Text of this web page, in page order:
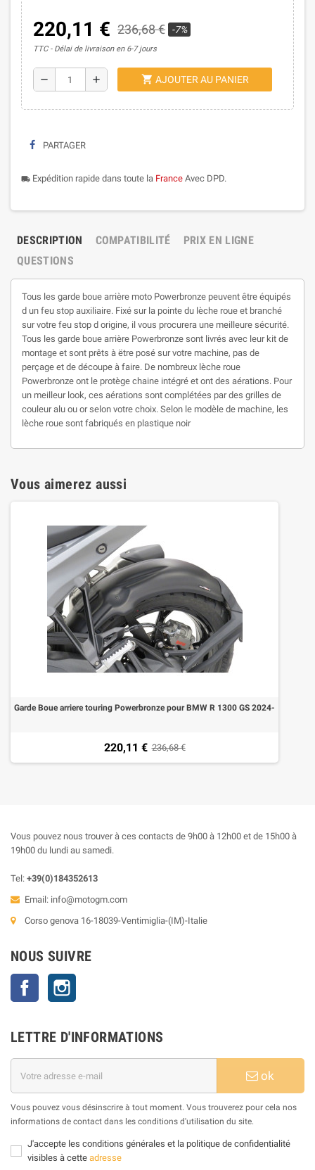
220,11 € 236,68 € -7%
TTC Délai de livraison en 6-7 jours
remove add shopping_cart AJOUTER AU PANIER
PARTAGER
local_shipping Expédition rapide dans toute la France Avec DPD.
DESCRIPTION COMPATIBILITÉ
PRIX EN LIGNE
QUESTIONS
Tous les garde boue arrière moto Powerbronze peuvent être équipés
d un feu stop auxiliaire. Fixé sur la pointe du lèche roue et branché
sur votre feu stop d origine, il vous procurera une meilleure sécurité.
Tous les garde boue arrière Powerbronze sont livrés avec leur kit de
montage et sont prêts à ëtre posé sur votre machine, pas de
perçage et de découpe à faire. De nombreux lèche roue
Powerbronze ont le protège chaine intégré et ont des aérations. Pour
un meilleur look, ces aérations sont complétées par des grilles de
couleur alu ou or selon votre choix. Selon le modèle de machine, les
lèche roue sont fabriqués en plastique noir
Vous aimerez aussi
Garde Boue arriere touring Powerbronze pour BMW R 1300 GS 2024-
220,11 € 236,68 €
Vous pouvez nous trouver à ces contacts de 9h00 à 12h00 et de 15h00 à
19h00 du lundi au samedi.
Tel: +39(0)184352613
Email: info@motogm.com
Corso genova 16-18039-Ventimiglia-(IM)-Italie
NOUS SUIVRE
Facebook
LETTRE D'INFORMATIONS
ok
Vous pouvez vous désinscrire à tout moment. Vous trouverez pour cela nos
informations de contact dans les conditions d'utilisation du site.
J'accepte les conditions générales et la politique de confidentialité
visibles à cette adresse